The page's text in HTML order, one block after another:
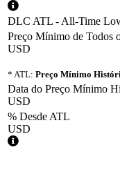
DLC ATL - All-Time
Preço Mínimo de Todos
USD
* ATL: Preço Mínimo
Data do Preço Mínimo
USD
% Desde ATL
USD